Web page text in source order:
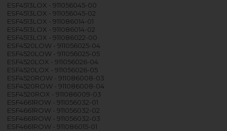
ESF4513LOX - 911056045-00
ESF4513LOX - 911056045-02
ESF4513LOX - 911086014-01
ESF4513LOX - 911086014-02
ESF4513LOX - 911086022-00
ESF4520LOW - 911056025-04
ESF4520LOW - 911056025-05
ESF4520LOX - 911056026-04
ESF4520LOX - 911056026-05
ESF4520ROW - 911086008-03
ESF4520ROW - 911086008-04
ESF4520ROX - 911086009-03
ESF4661ROW - 911056032-01
ESF4661ROW - 911056032-02
ESF4661ROW - 911056032-03
ESF4661ROW - 911086015-01